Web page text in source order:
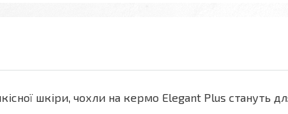
шкіри, чохли на кермо Elegant Plus стануть